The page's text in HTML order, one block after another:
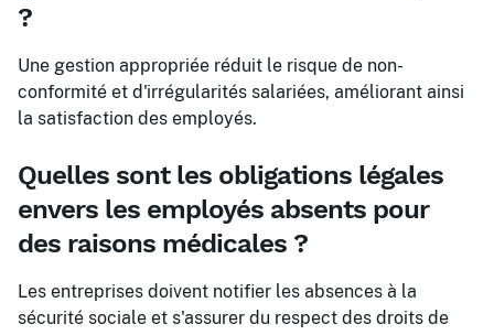
?
Une gestion appropriée réduit le risque de non-
conformité et d'irrégularités salariées, améliorant ainsi
la satisfaction des employés.
Quelles sont les obligations légales
envers les employés absents pour
des raisons médicales ?
Les entreprises doivent notifier les absences à la
sécurité sociale et s'assurer du respect des droits de